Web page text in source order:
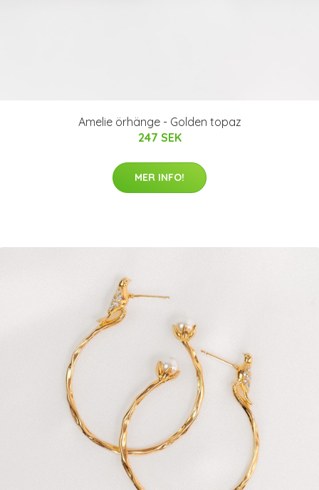
Amelie örhänge - Golden topaz
247 SEK
MER INFO!